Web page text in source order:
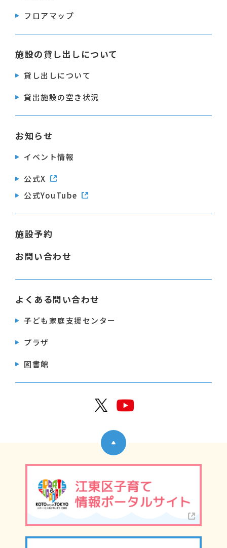
フロアマップ
施設の貸し出しについて
貸し出しについて
貸出施設の空き状況
お知らせ
イベント情報
公式X
公式YouTube
施設予約
お問い合わせ
よくある問い合わせ
子ども家庭支援センター
プラザ
図書館